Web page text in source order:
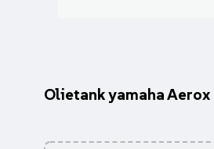
Olietank yamaha Aerox